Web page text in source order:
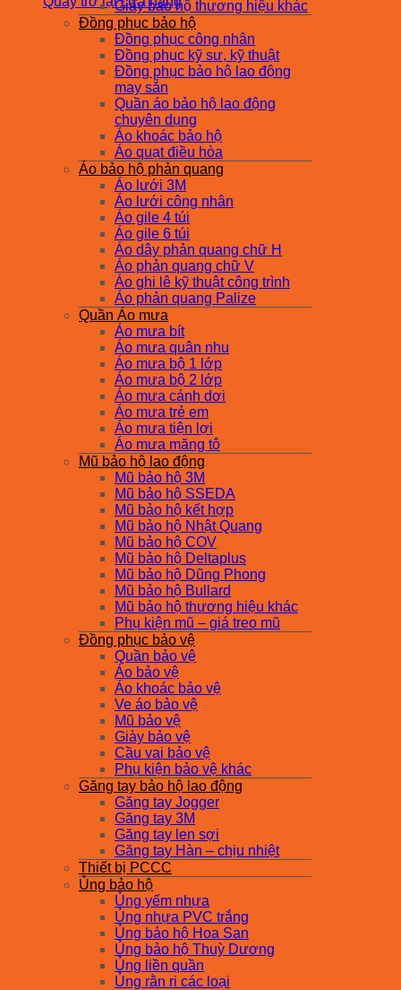
Giày bảo hộ thương hiệu khác
Đồng phục bảo hộ
Đồng phục công nhân
Đồng phục kỹ sư, kỹ thuật
Đồng phục bảo hộ lao động
may sẵn
Quần áo bảo hộ lao động
chuyên dụng
Áo khoác bảo hộ
Áo quạt điều hòa
Áo bảo hộ phản quang
Áo lưới 3M
Áo lưới công nhân
Áo gile 4 túi
Áo gile 6 túi
Áo dây phản quang chữ H
Áo phản quang chữ V
Áo ghi lê kỹ thuật công trình
Áo phản quang Palize
Quần Áo mưa
Áo mưa bít
Áo mưa quân nhu
Áo mưa bộ 1 lớp
Áo mưa bộ 2 lớp
Áo mưa cánh dơi
Áo mưa trẻ em
Áo mưa tiện lợi
Áo mưa măng tô
Mũ bảo hộ lao động
Mũ bảo hộ 3M
Mũ bảo hộ SSEDA
Mũ bảo hộ kết hợp
Mũ bảo hộ Nhật Quang
Mũ bảo hộ COV
Mũ bảo hộ Deltaplus
Mũ bảo hộ Dũng Phong
Mũ bảo hộ Bullard
Mũ bảo hộ thương hiệu khác
Phụ kiện mũ – giá treo mũ
Đồng phục bảo vệ
Quần bảo vệ
Áo bảo vệ
Áo khoác bảo vệ
Ve áo bảo vệ
Mũ bảo vệ
Giày bảo vệ
Cầu vai bảo vệ
Phụ kiện bảo vệ khác
Găng tay bảo hộ lao động
Găng tay Jogger
Găng tay 3M
Găng tay len sợi
Găng tay Hàn – chịu nhiệt
Thiết bị PCCC
Ủng bảo hộ
Ủng yếm nhựa
Ủng nhựa PVC trắng
Ủng bảo hộ Hoa San
Ủng bảo hộ Thuỳ Dương
Ủng liền quần
Ủng rằn ri các loại